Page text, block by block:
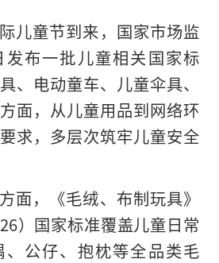
儿童节到来，国家市场监
布一批儿童相关国家标
、电动童车、儿童伞具、
面，从儿童用品到网络环
求，多层次筑牢儿童安全
面，《毛绒、布制玩具》
）国家标准覆盖儿童日常
公仔、抱枕等全品类毛